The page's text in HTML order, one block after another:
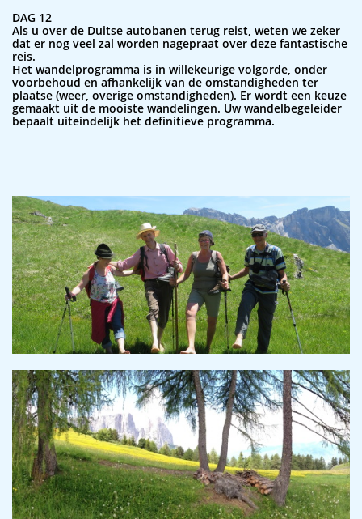
DAG 12
Als u over de Duitse autobanen terug reist, weten we zeker
dat er nog veel zal worden nagepraat over deze fantastische
reis.
Het wandelprogramma is in willekeurige volgorde, onder
voorbehoud en afhankelijk van de omstandigheden ter
plaatse (weer, overige omstandigheden). Er wordt een keuze
gemaakt uit de mooiste wandelingen. Uw wandelbegeleider
bepaalt uiteindelijk het definitieve programma.